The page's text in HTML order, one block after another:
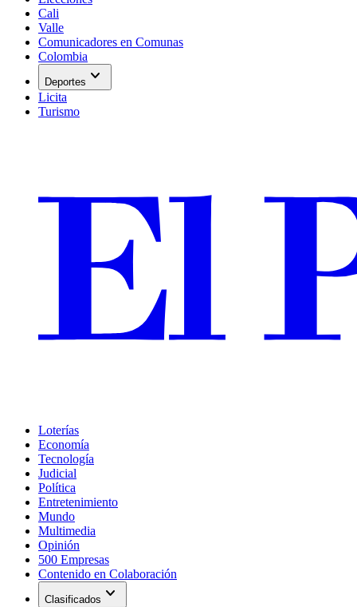
Cali
Valle
Comunicadores en Comunas
Colombia
Deportes expand_more
Licita
Turismo
Loterías
Economía
Tecnología
Judicial
Política
Entretenimiento
Mundo
Multimedia
Opinión
500 Empresas
Contenido en Colaboración
Clasificados expand_more